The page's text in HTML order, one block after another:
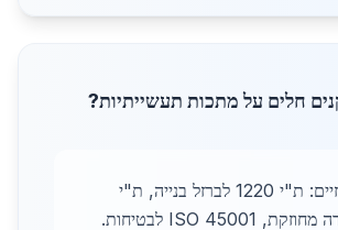
חלים על מתכות תעשייתיות?
תקנים מרכזיים: ת"י 1220 לברזל בנייה, ת"י
1445 לפלדה מחוזקת, ISO 45001 לבטיחות.